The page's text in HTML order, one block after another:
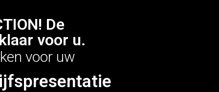
De
voor u.
voor uw